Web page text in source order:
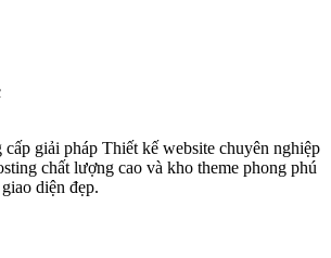
giải pháp Thiết kế website chuyên nghiệp
chất lượng cao và kho theme phong phú
diện đẹp.